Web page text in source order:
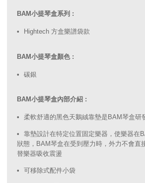
BAM小提琴盒系列 :
Hightech 方盒樂譜袋款
BAM小提琴盒顏色 :
碳銀
BAM小提琴盒內部介紹 :
柔軟舒適的黑色天鵝絨靠墊是BAM琴盒研
靠墊設計在特定位置固定樂器，使樂器在
狀態，BAM琴盒在受到壓力時，外力不會直
替樂器吸收震盪
可移除式配件小袋